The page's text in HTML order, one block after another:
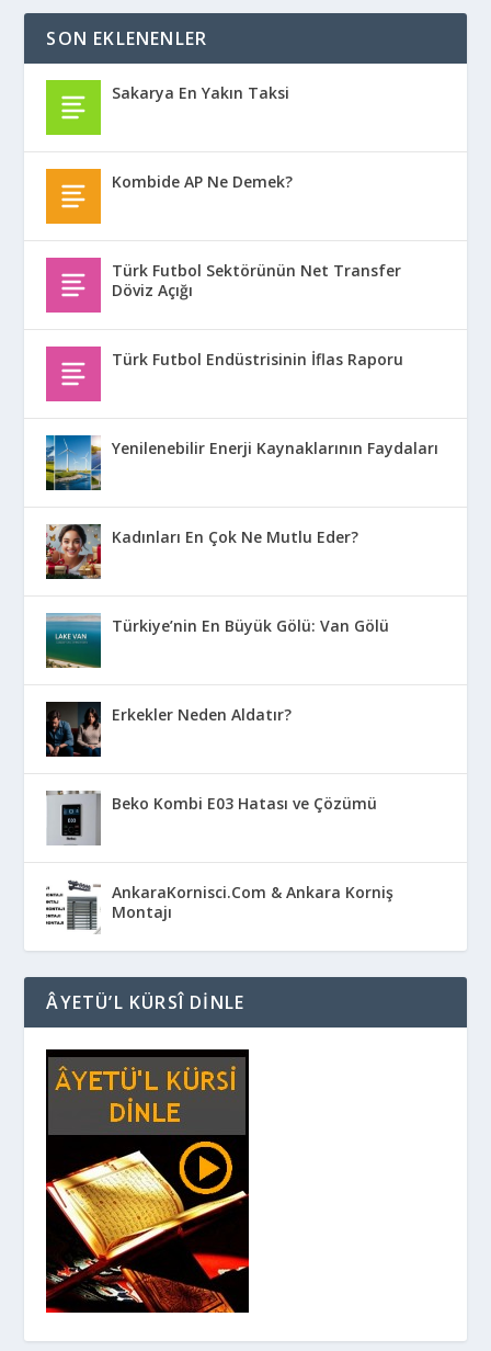
SON EKLENENLER
Sakarya En Yakın Taksi
Kombide AP Ne Demek?
Türk Futbol Sektörünün Net Transfer
Döviz Açığı
Türk Futbol Endüstrisinin İflas Raporu
Yenilenebilir Enerji Kaynaklarının Faydaları
Kadınları En Çok Ne Mutlu Eder?
Türkiye’nin En Büyük Gölü: Van Gölü
Erkekler Neden Aldatır?
Beko Kombi E03 Hatası ve Çözümü
AnkaraKornisci.Com & Ankara Korniş
Montajı
ÂYETÜ’L KÜRSÎ DINLE